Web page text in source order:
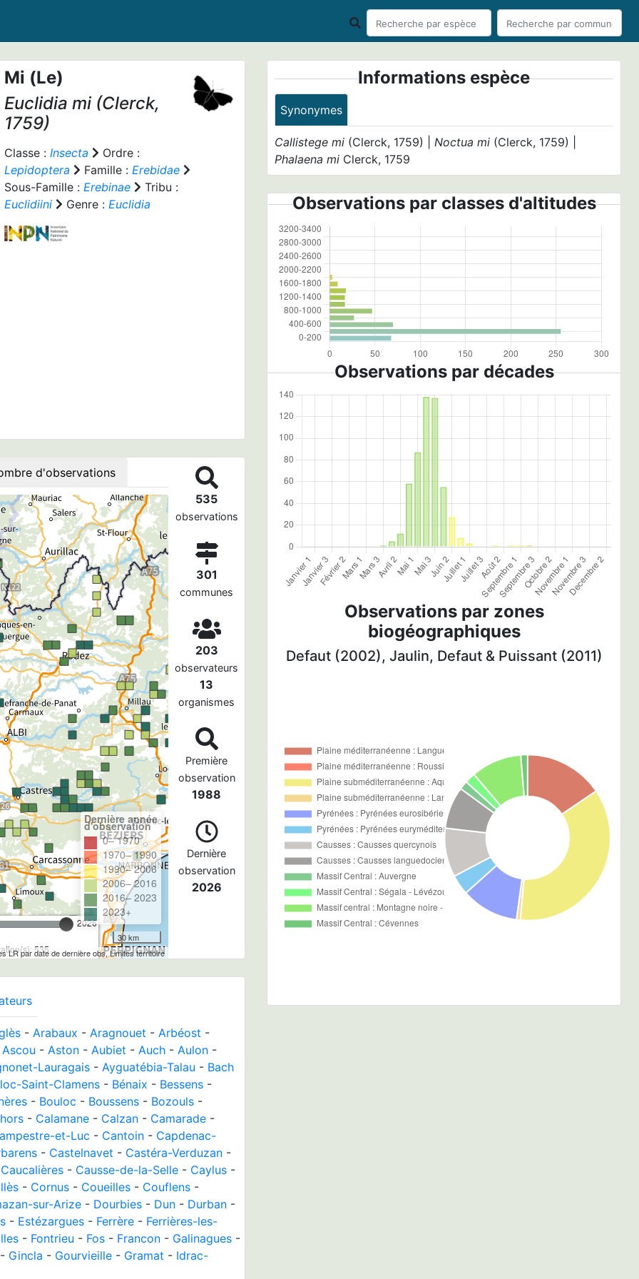
Mi (Le)
Euclidia mi(Clerck,
1759)
Classe : Insecta
Ordre :
Lepidoptera
Famille : Erebidae
Sous-Famille : Erebinae
Tribu :
Euclidiini
Genre : Euclidia
d'observations
2026
535
Dernière année
d'observation
0– 1970
1970– 1990
1990– 2006
2006– 2016
2016– 2023
2023+
30 km
LR par date de dernière obs, Limites territoire
535
observations
301
communes
203
observateurs
13
organismes
Première
observation
1988
Dernière
observation
2026
- Arabaux - Aragnouet - Arbéost -
Ascou - Aston - Aubiet - Auch - Aulon -
Lauragais - Ayguatébia-Talau - Bach
Saint-Clamens - Bénaix - Bessens -
- Bouloc - Boussens - Bozouls -
- Calamane - Calzan - Camarade -
et-Luc - Cantoin - Capdenac-
- Castelnavet - Castéra-Verduzan -
Caucalières - Causse-de-la-Selle - Caylus -
- Cornus - Coueilles - Couflens -
sur-Arize - Dourbies - Dun - Durban -
- Estézargues - Ferrère - Ferrières-les-
- Fontrieu - Fos - Francon - Galinagues -
- Gincla - Gourvieille - Gramat - Idrac-
Informations espèce
Synonymes
Callistege mi (Clerck, 1759) |Noctua mi (Clerck, 1759) |
Phalaena mi Clerck, 1759
Observations par classes d'altitudes
Observations par décades
Observations par zones
biogéographiques
Defaut (2002), Jaulin, Defaut & Puissant (2011)